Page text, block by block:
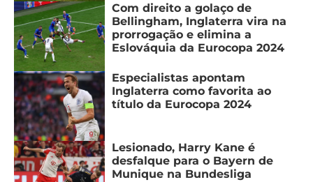
Com direito a golaço de
Bellingham, Inglaterra vira na
prorrogação e elimina a
Eslováquia da Eurocopa 2024
Especialistas apontam
Inglaterra como favorita ao
título da Eurocopa 2024
Lesionado, Harry Kane é
desfalque para o Bayern de
Munique na Bundesliga